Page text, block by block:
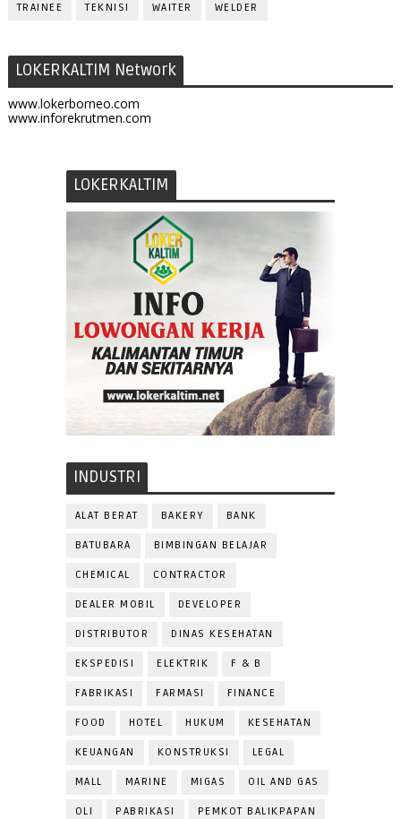
TRAINEE TEKNISI WAITER WELDER
LOKERKALTIM Network
www.lokerborneo.com
www.inforekrutmen.com
LOKERKALTIM
INDUSTRI
ALAT BERAT BAKERY BANK
BATUBARA BIMBINGAN BELAJAR
CHEMICAL CONTRACTOR
DEALER MOBIL DEVELOPER
DISTRIBUTOR DINAS KESEHATAN
EKSPEDISI ELEKTRIK F & B
FABRIKASI FARMASI FINANCE
FOOD HOTEL HUKUM KESEHATAN
KEUANGAN KONSTRUKSI LEGAL
MALL MARINE MIGAS OIL AND GAS
OLI PABRIKASI PEMKOT BALIKPAPAN